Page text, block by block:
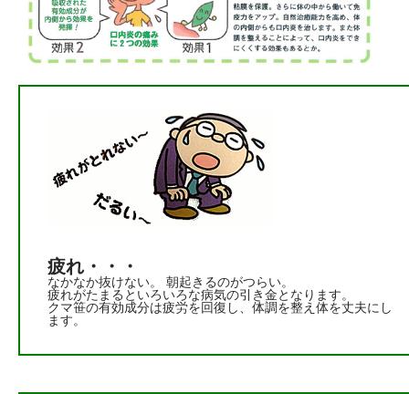
疲れ・・・
なかなか抜けない。 朝起きるのがつらい。
疲れがたまるといろいろな病気の引き金となります。
クマ笹の有効成分は疲労を回復し、体調を整え体を丈夫にし
ます。